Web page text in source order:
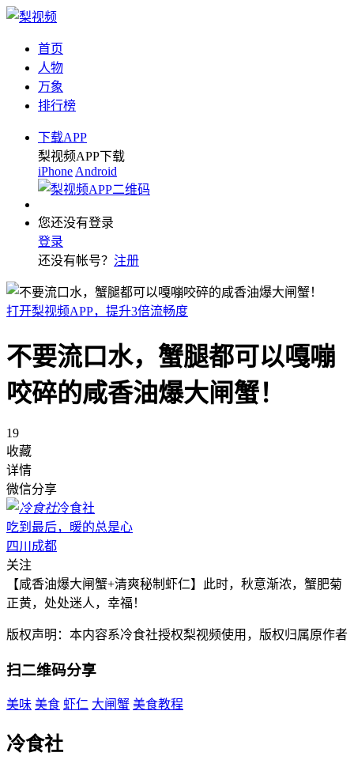
首页
人物
万象
排行榜
下载APP
梨视频APP下载
iPhone Android
您还没有登录
登录
还没有帐号？ 注册
打开梨视频APP，提升3倍流畅度
不要流口水，蟹腿都可以嘎嘣
咬碎的咸香油爆大闸蟹！
19
收藏
详情
微信分享
冷食社
吃到最后，暖的总是心
四川成都
关注
【咸香油爆大闸蟹+清爽秘制虾仁】此时，秋意渐浓，蟹肥菊
正黄，处处迷人，幸福！
版权声明：本内容系冷食社授权梨视频使用，版权归属原作者
扫二维码分享
美味 美食 虾仁 大闸蟹 美食教程
冷食社